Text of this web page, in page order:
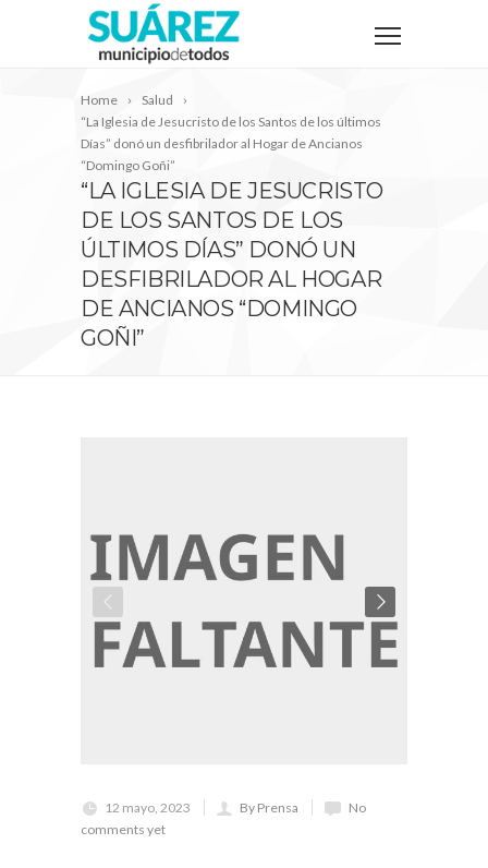
Home
Salud
“La Iglesia de Jesucristo de los Santos de los últimos
Días” donó un desfibrilador al Hogar de Ancianos
“Domingo Goñi”
“LA IGLESIA DE JESUCRISTO
DE LOS SANTOS DE LOS
ÚLTIMOS DÍAS” DONÓ UN
DESFIBRILADOR AL HOGAR
DE ANCIANOS “DOMINGO
GOÑI”
12 mayo, 2023 By Prensa
No
comments yet